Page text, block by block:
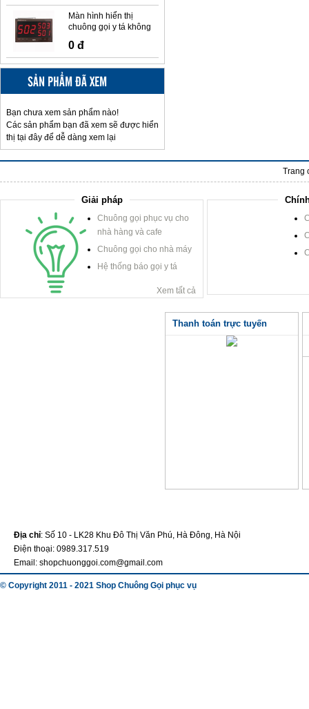
Màn hình hiển thị
chuông gọi y tá không
0 đ
SẢN PHẨM ĐÃ XEM
Bạn chưa xem sản phẩm nào!
Các sản phẩm bạn đã xem sẽ được hiển
thị tại đây để dễ dàng xem lại
Trang
Giải pháp
Chuông gọi phục vụ cho
nhà hàng và cafe
Chuông gọi cho nhà máy
Hệ thống báo gọi y tá
Xem tất cả
Thanh toán trực tuyến
Địa chỉ: Số 10 - LK28 Khu Đô Thị Văn Phú, Hà Đông, Hà Nội
Điện thoại: 0989.317.519
Email: shopchuonggoi.com@gmail.com
© Copyright 2011 - 2021 Shop Chuông Gọi phục vụ